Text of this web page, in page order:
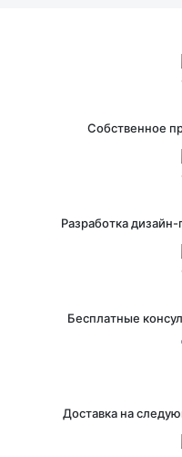
Собственное
Разработка
Бесплатные
Доставка на